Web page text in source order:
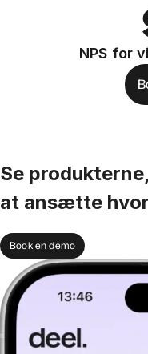
NPS for
Se
at ansætte
Book en demo